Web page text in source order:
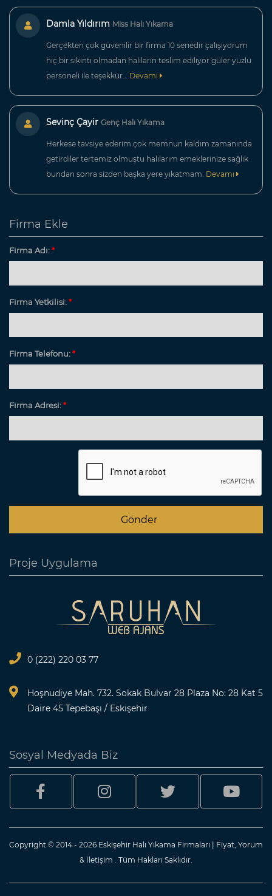
Damla Yıldırım Miss Halı Yıkama
Gerçekten çok güvenilir bir firma 10 senedir çalışıyorum
hiç bir sıkıntı olmadan halıların teslim ediliyor güler yüzlü
personeli ile teşekkür… Devamı
Sevinç Çayir Genç Halı Yıkama
Herkese tavsiye ederim çok memnun kaldım zamanında
getirdiler tertemiz olmuştu halılarım emeklerinize sağlık
bundan sonra sizden başka yere yıkatmam. Devamı
Firma Ekle
Firma Adı:*
Firma Yetkilisi:*
Firma Telefonu:*
Firma Adresi:*
Proje Uygulama
0 (222) 220 03 77
Hoşnudiye Mah. 732. Sokak Bulvar 28 Plaza No: 28 Kat 5
Daire 45 Tepebaşı / Eskişehir
Sosyal Medyada Biz
Copyright © 2014 - 2026 Eskişehir Halı Yıkama Firmaları | Fiyat, Yorum
& İletişim . Tüm Hakları Saklıdır.